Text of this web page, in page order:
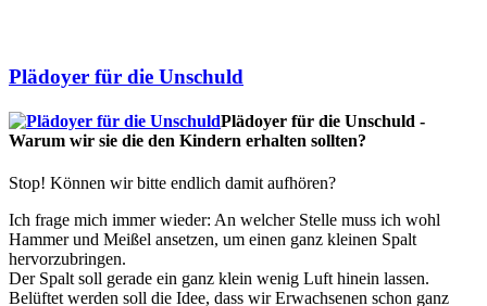
Plädoyer für die Unschuld
Plädoyer für die Unschuld -
Warum wir sie die den Kindern erhalten sollten?
Stop! Können wir bitte endlich damit aufhören?
Ich frage mich immer wieder: An welcher Stelle muss ich wohl
Hammer und Meißel ansetzen, um einen ganz kleinen Spalt
hervorzubringen.
Der Spalt soll gerade ein ganz klein wenig Luft hinein lassen.
Belüftet werden soll die Idee, dass wir Erwachsenen schon ganz